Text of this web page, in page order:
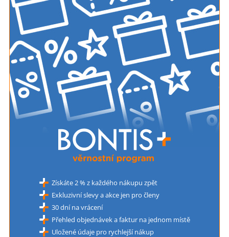
Získáte 2 % z každého nákupu zpět
Exkluzivní slevy a akce jen pro členy
30 dní na vrácení
Přehled objednávek a faktur na jednom místě
Uložené údaje pro rychlejší nákup